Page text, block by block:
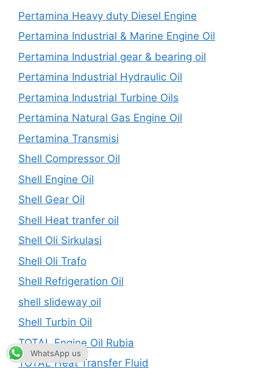
Pertamina Heavy duty Diesel Engine
Pertamina Industrial & Marine Engine Oil
Pertamina Industrial gear & bearing oil
Pertamina Industrial Hydraulic Oil
Pertamina Industrial Turbine Oils
Pertamina Natural Gas Engine Oil
Pertamina Transmisi
Shell Compressor Oil
Shell Engine Oil
Shell Gear Oil
Shell Heat tranfer oil
Shell Oli Sirkulasi
Shell Oli Trafo
Shell Refrigeration Oil
shell slideway oil
Shell Turbin Oil
TOTAL Engine Oil Rubia
TOTAL Heat Transfer Fluid
WhatsApp us